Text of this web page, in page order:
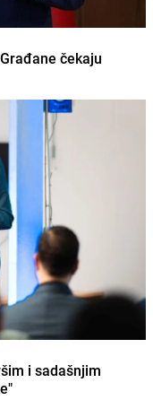
čekaju
i sadašnjim